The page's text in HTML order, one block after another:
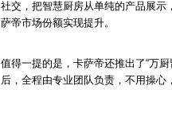
社交，把智慧厨房从单纯的产品展示
萨帝市场份额实现提升。
值得一提的是，卡萨帝还推出了“万
后，全程由专业团队负责，不用操心